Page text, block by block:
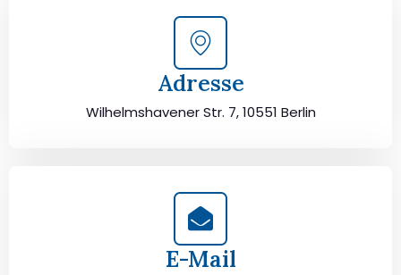
Adresse
Wilhelmshavener Str. 7, 10551 Berlin
E-Mail